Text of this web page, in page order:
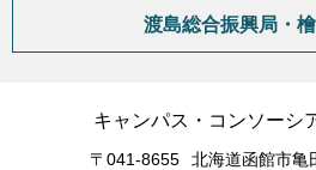
渡島総合振興局・
キャンパス・コンソーシ
〒041-8655
北海道函館市亀